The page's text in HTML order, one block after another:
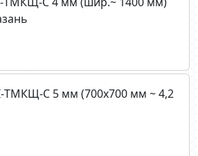
ТМКЩ-C 5 мм (700х700 мм ~ 4,2